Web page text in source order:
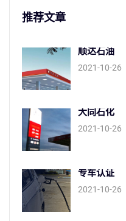
推荐文章
顺达石油
2021-10-26
大同石化
2021-10-26
专车认证
2021-10-26